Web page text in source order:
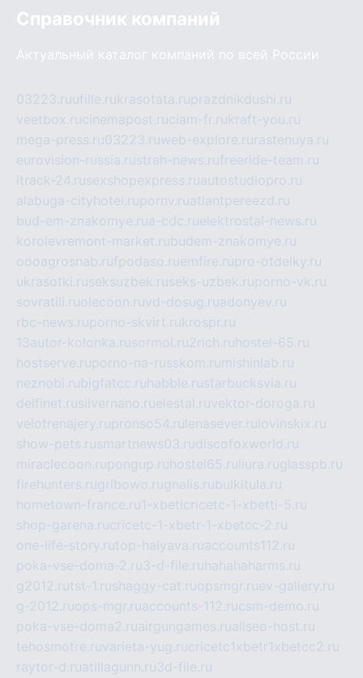
Справочник компаний
Актуальный каталог компаний по всей России
03223.ruufille.rukrasotata.ruprazdnikdushi.ru
veetbox.rucinemapost.ruciam-fr.rukraft-you.ru
mega-press.ru03223.ruweb-explore.ru rastenuya.ru
eurovision-russia.rustrah-news.rufreeride-team.ru
itrack-24.rusexshopexpress.ruautostudiopro.ru
alabuga-cityhotel.rupornv.ruatlantpereezd.ru
bud-em-znakomye.rua-cdc.ruelektrostal-news.ru
korolevremont-market.rubudem-znakomye.ru
oooagrosnab.rufpodaso.ruemfire.rupro-otdelky.ru
ukrasotki.ruseksuzbek.ruseks-uzbek.ruporno-vk.ru
sovratili.ruolecoon.ruvd-dosug.ruadonyev.ru
rbc-news.ruporno-skvirt.rukrospr.ru
13autor-kolonka.rusormol.ru2rich.ru hostel-65.ru
hostserve.ruporno-na-russkom.ru mishinlab.ru
neznobi.rubigfatcc.ru habble.rustarbucksvia.ru
delfinet.rusilvernano.ruelestal.ruvektor-doroga.ru
velotrenajery.rupronso54.ru lenasever.ru lovinskix.ru
show-pets.rusmartnews03.rudiscofoxworld.ru
miraclecoon.rupongup.ru hostel65.ru liura.ruglasspb.ru
firehunters.rugribowo.rugnalis.rubulkitula.ru
hometown-france.ru1-xbeticricetc-1-xbetti-5.ru
shop-garena.rucricetc-1-xbetr-1-xbetcc-2.ru
one-life-story.rutop-halyava.ruaccounts112.ru
poka-vse-doma-2.ru3-d-file.ru hahahaharms.ru
g2012.rutst-1.rushaggy-cat.ruopsmgr.ruev-gallery.ru
g-2012.ruops-mgr.ruaccounts-112.rucsm-demo.ru
poka-vse-doma2.ruairgungames.ruallseo-host.ru
tehosmotre.ruvarieta-yug.rucricetc1xbetr1xbetcc2.ru
raytor-d.ruatillagunn.ru3d-file.ru